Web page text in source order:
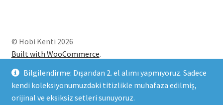
Bilgilendirme: Dışarıdan 2. el alımı yapmıyoruz. Sadece
kendi koleksiyonumuzdaki titizlikle muhafaza edilmiş,
orijinal ve eksiksiz setleri sunuyoruz.
© Hobi Kenti 2026
Built with WooCommerce.